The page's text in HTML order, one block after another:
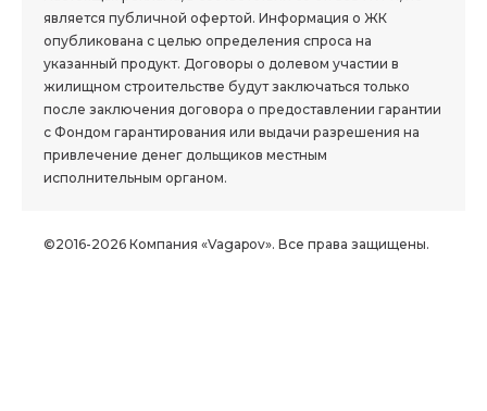
является публичной офертой. Информация о ЖК
опубликована с целью определения спроса на
указанный продукт. Договоры о долевом участии в
жилищном строительстве будут заключаться только
после заключения договора о предоставлении гарантии
с Фондом гарантирования или выдачи разрешения на
привлечение денег дольщиков местным
исполнительным органом.
©2016-2026 Компания «Vagapov». Все права защищены.